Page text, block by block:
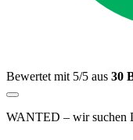
Bewertet mit 5/5 aus 30
WANTED – wir suchen